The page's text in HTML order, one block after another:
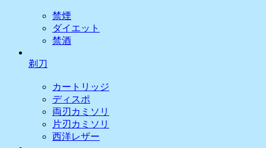
禁煙
ダイエット
禁酒
剃刀
カートリッジ
ディスポ
両刃カミソリ
片刃カミソリ
西洋レザー